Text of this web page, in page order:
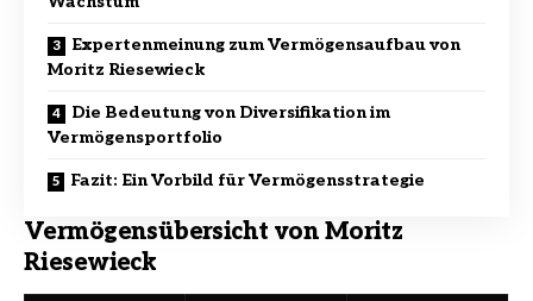
Expertenmeinung zum Vermögensaufbau von
Moritz Riesewieck
Die Bedeutung von Diversifikation im
Vermögensportfolio
Fazit: Ein Vorbild für Vermögensstrategie
Vermögensübersicht von Moritz
Riesewieck